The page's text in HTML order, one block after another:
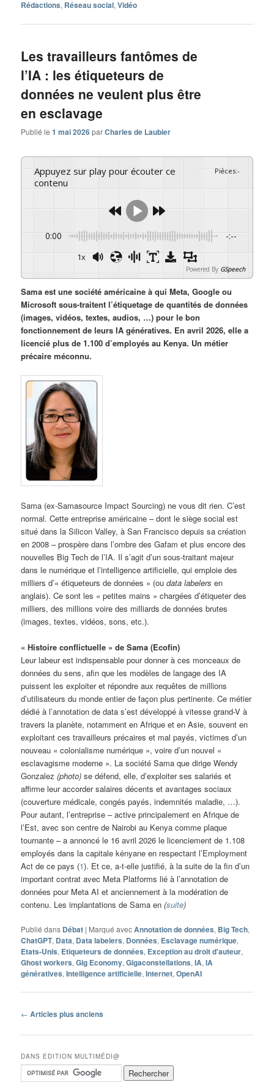
Rédactions, Réseau social,Vidéo
Les travailleurs fantômes de
l’IA : les étiqueteurs de
données ne veulent plus être
en esclavage
Publié le1 mai 2026parCharles de Laubier
Appuyez sur play pour écouter ce
contenu
Pièces:-
0:00 -:--
1x
Powered By GSpeech
Sama est une société américaine à qui Meta, Google ou
Microsoft sous-traitent l’étiquetage de quantités de données
(images, vidéos, textes, audios, …) pour le bon
fonctionnement de leurs IA génératives. En avril 2026, elle a
licencié plus de 1.100 d’employés au Kenya. Un métier
précaire méconnu.
Sama (ex-Samasource Impact Sourcing) ne vous dit rien. C’est
normal. Cette entreprise américaine – dont le siège social est
situé dans la Silicon Valley, à San Francisco depuis sa création
en 2008 – prospère dans l’ombre des Gafam et plus encore des
nouvelles Big Tech de l’IA. Il s’agit d’un sous-traitant majeur
dans le numérique et l’intelligence artificielle, qui emploie des
milliers d’« étiqueteurs de données » (oudata labelers en
anglais). Ce sont les « petites mains » chargées d’étiqueter des
milliers, des millions voire des milliards de données brutes
(images, textes, vidéos, sons, etc.).
« Histoire conflictuelle » de Sama (Ecofin)
Leur labeur est indispensable pour donner à ces monceaux de
données du sens, afin que les modèles de langage des IA
puissent les exploiter et répondre aux requêtes de millions
d’utilisateurs du monde entier de façon plus pertinente. Ce métier
dédié à l’annotation de data s’est développé à vitesse grand-V à
travers la planète, notamment en Afrique et en Asie, souvent en
exploitant ces travailleurs précaires et mal payés, victimes d’un
nouveau « colonialisme numérique », voire d’un nouvel «
esclavagisme moderne ». La société Sama que dirige Wendy
Gonzalez(photo) se défend, elle, d’exploiter ses salariés et
affirme leur accorder salaires décents et avantages sociaux
(couverture médicale, congés payés, indemnités maladie, …).
Pour autant, l’entreprise – active principalement en Afrique de
l’Est, avec son centre de Nairobi au Kenya comme plaque
tournante – a annoncé le 16 avril 2026 le licenciement de 1.108
employés dans la capitale kényane en respectant l’Employment
Act de ce pays (1). Et ce, a-t-elle justifié, à la suite de la fin d’un
important contrat avec Meta Platforms lié à l’annotation de
données pour Meta AI et anciennement à la modération de
contenu. Les implantations de Sama en(suite)
Publié dans Débat | Marqué avecAnnotation de données, Big Tech,
ChatGPT, Data, Data labelers, Données, Esclavage numérique,
Etats-Unis, Etiqueteurs de données, Exception au droit d'auteur,
Ghost workers,Gig Economy,Gigaconstellations,IA,IA
génératives,Intelligence artificielle,Internet,OpenAI
Navigation
articles
← Articles plus anciens
DANS EDITION MULTIMÉDI@